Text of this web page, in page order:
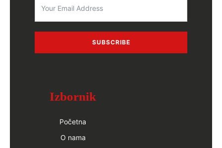
SUBSCRIBE
Izbornik
Početna
O nama